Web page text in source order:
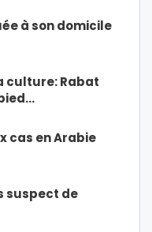
à son domicile
culture: Rabat
cas en Arabie
suspect de